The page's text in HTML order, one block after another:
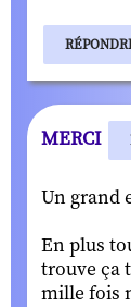
MERCI
Un grand
En plus
trouve ça
mille fois